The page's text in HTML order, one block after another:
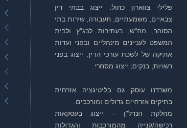
פלילי צווארון כחול. ייצוג בבתי דין
צבאיים, משמעתיים, תעבורה, שירות בתי
הסוהר, מח"ש, בעתירות לבג"ץ ולבית
המשפט לעניינים מינהליים ובפני ועדות
אתיקה של לשכת עורכי הדין. ייצוג בפני
רשויות, בנקים; ייצוג מסחרי.
משרדנו עוסק גם בליטיגציה אזרחית
בתיקים אזרחיים גדולים ומורכבים.
מחלקת הנדל"ן – ייצוג בעסקאות
רכישה/קנייה מהמורכבות והגדולות